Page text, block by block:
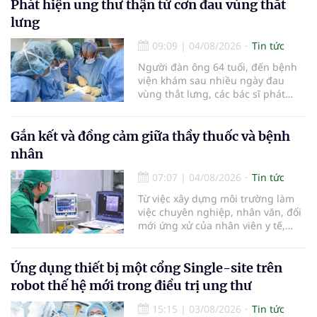
báo cáo tại Hội thảo khoa học cập
tiêu hóa - gan mật vừa diễn ra
ngày 1/8 tại Bệnh viện Đại học
quốc tế Hồng Bàng.
Phát hiện ung thư thận từ cơn đau vùng thắt
lưng
09:09 | 04/08/2026
Tin tức
Người đàn ông 64 tuổi, đến bệnh
viện khám sau nhiều ngày đau
vùng thắt lưng, các bác sĩ phát
biểu mô tế bào thận. Với khối u còn
ở giai đoạn sớm, người bệnh được
bằng phẫu thuật robot thay vì phải
cắt bỏ toàn bộ quả thận như trước
đây.
Gắn kết và đồng cảm giữa thầy thuốc và bệnh
nhân
07:07 | 04/08/2026
Tin tức
Từ việc xây dựng môi trường làm
việc chuyên nghiệp, nhân văn, đổi
mới ứng xử của nhân viên y tế,
đồng cảm, gắn kết cao giữa thầy
thuốc với bệnh nhân.
Ứng dụng thiết bị một cổng Single-site trên
robot thế hệ mới trong điều trị ung thư
15:15 | 03/08/2026 Tin tức